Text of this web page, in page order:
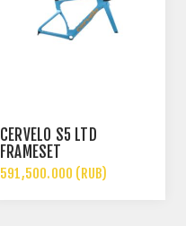
CERVÉLO S5 LTD
FRAMESET
591,500.000 (RUB)